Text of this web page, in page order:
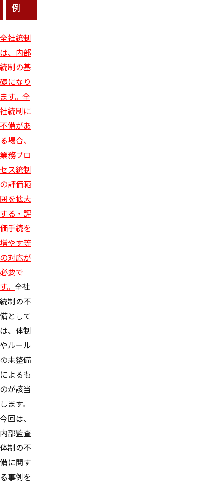
例
全社統制
は、内部
統制の基
礎になり
ます。全
社統制に
不備があ
る場合、
業務プロ
セス統制
の評価範
囲を拡大
する・評
価手続を
増やす等
の対応が
必要で
す。 全社
統制の不
備として
は、体制
やルール
の未整備
によるも
のが該当
します。
今回は、
内部監査
体制の不
備に関す
る事例を